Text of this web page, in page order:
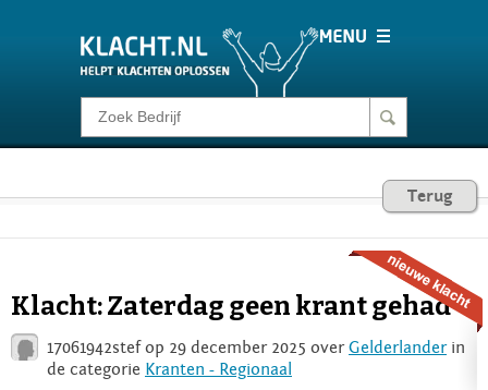
Klacht melden
Consumentenrecht Terug
Klacht: Zaterdag geen krant gehad
17061942stef op 29 december 2025 overGelderlanderin
de categorie Kranten - Regionaal